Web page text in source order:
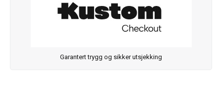
Garantert trygg og sikker utsjekking